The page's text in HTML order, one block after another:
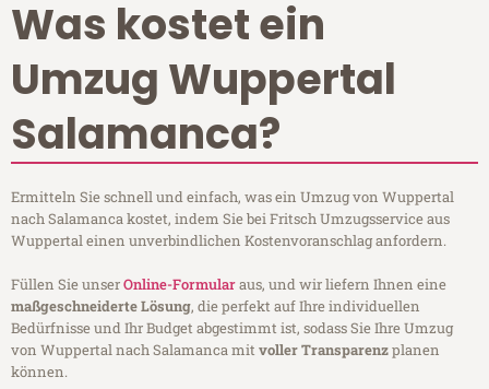
Was kostet ein
Umzug Wuppertal
Salamanca?
Ermitteln Sie schnell und einfach, was ein Umzug von Wuppertal
nach Salamanca kostet, indem Sie bei Fritsch Umzugsservice aus
Wuppertal einen unverbindlichen Kostenvoranschlag anfordern.
Füllen Sie unserOnline-Formularaus, und wir liefern Ihnen eine
maßgeschneiderte Lösung, die perfekt auf Ihre individuellen
Bedürfnisse und Ihr Budget abgestimmt ist, sodass Sie Ihre Umzug
von Wuppertal nach Salamanca mitvoller Transparenzplanen
können.